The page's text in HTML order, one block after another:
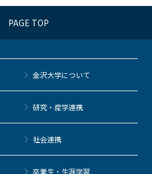
e
PAGE TOP
金沢大学について
研究・産学連携
社会連携
卒業生・生涯学習